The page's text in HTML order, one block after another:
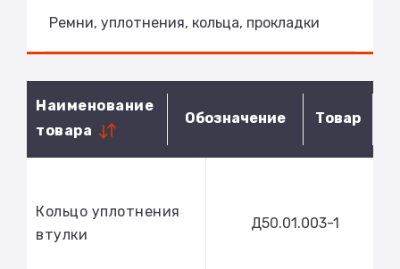
Ремни, уплотнения, кольца, прокладки
Наименование
товара
Обозначение Товар
Кольцо уплотнения
втулки
Д50.01.003-1